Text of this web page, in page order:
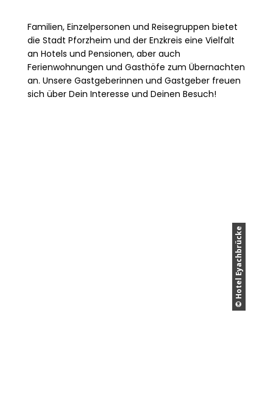
Familien, Einzelpersonen und Reisegruppen bietet
die Stadt Pforzheim und der Enzkreis eine Vielfalt
an Hotels und Pensionen, aber auch
Ferienwohnungen und Gasthöfe zum Übernachten
an. Unsere Gastgeberinnen und Gastgeber freuen
sich über Dein Interesse und Deinen Besuch!
© Hotel Eyachbrücke